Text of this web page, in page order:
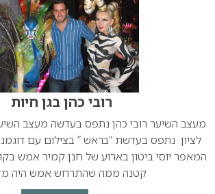
רובי כהן בגן חיות
מעצב השיער רובי כהן נתפס בעדשה מעצב
לציון נתפס בעדשת “בראש ” בצילום עם
המאפר יוסי ביטון בארוע של חנן קמיר אמש
קטנה ממה שהתרחש אמש היה